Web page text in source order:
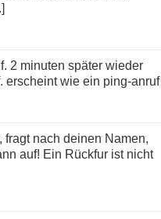
erscheint wie ein ping-anruf
auf! Ein Rückfur ist nicht